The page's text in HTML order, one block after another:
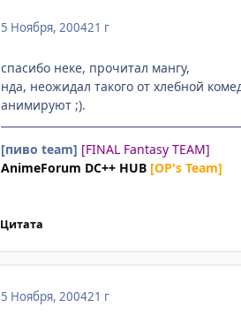
5 Ноября, 200421 г
спасибо неке, прочитал мангу,
нда, неожидал такого от хлебной
анимируют ;).
[пиво team] [FINAL Fantasy TEAM]
AnimeForum DC++ HUB [OP's Team]
Цитата
5 Ноября, 200421 г